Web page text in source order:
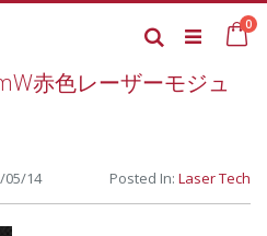
0
Search
赤色レーザーモジュ
14 Posted In: Laser Tech